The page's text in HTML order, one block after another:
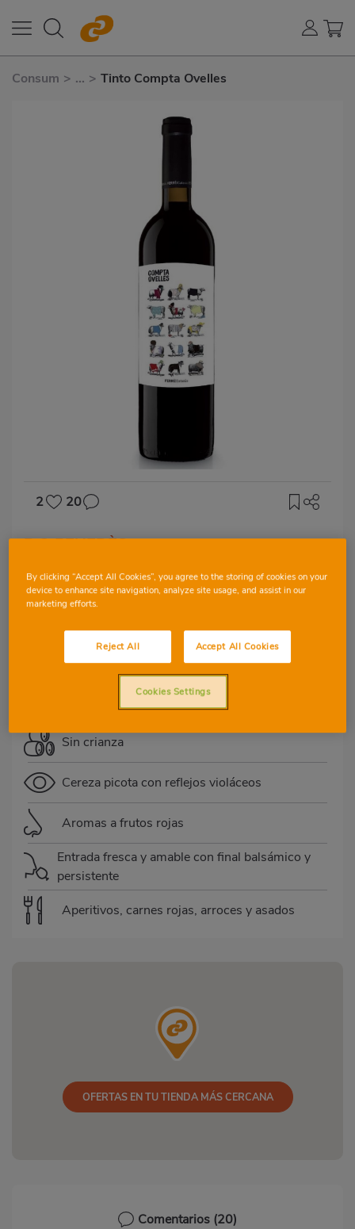
Consum > ... > Tinto Compta Ovelles
2 20
D.O PENEDÈS
Tinto Compta
Ovelles
MERLOT TEMPRANILLO
Sin crianza
Cereza picota con reflejos violáceos
Aromas a frutos rojas
Entrada fresca y amable con final balsámico y
persistente
Aperitivos, carnes rojas, arroces y asados
OFERTAS EN TU TIENDA MÁS CERCANA
Comentarios (20)
By clicking “Accept All Cookies”, you agree to the storing of cookies on your
device to enhance site navigation, analyze site usage, and assist in our
marketing efforts.
Reject All Accept All Cookies
Cookies Settings